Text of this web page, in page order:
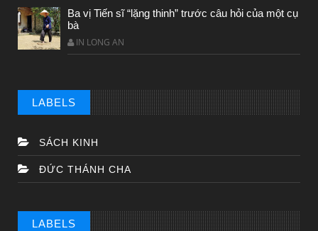
Ba vị Tiến sĩ “lặng thinh” trước câu hỏi của một cụ
bà
IN LONG AN
LABELS
SÁCH KINH
ĐỨC THÁNH CHA
LABELS